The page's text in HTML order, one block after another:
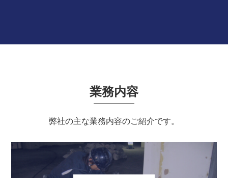
業務内容
弊社の主な業務内容のご紹介です。